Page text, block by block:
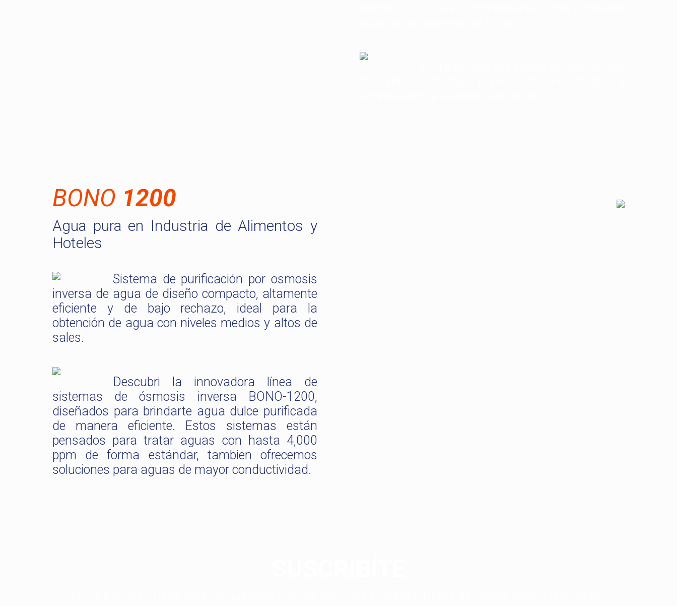
BONO 1200
Agua pura en Industria de Alimentos y
Hoteles
Sistema de purificación por osmosis
inversa de agua de diseño compacto, altamente
eficiente y de bajo rechazo, ideal para la
obtención de agua con niveles medios y altos de
sales.
Descubri la innovadora línea de
sistemas de ósmosis inversa BONO-1200,
diseñados para brindarte agua dulce purificada
de manera eficiente. Estos sistemas están
pensados para tratar aguas con hasta 4,000
ppm de forma estándar, tambien ofrecemos
soluciones para aguas de mayor conductividad.